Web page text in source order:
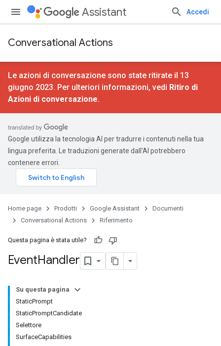
Assistant Accedi
Conversational Actions
Le azioni di conversazione sono state ritirate il 13
giugno 2023. Per ulteriori informazioni, vedi Ritiro di
Azioni di conversazione.
Google utilizza la tecnologia AI per tradurre i contenuti nella tua
lingua preferita. Le traduzioni generate dall'AI potrebbero
contenere errori.
Home page Prodotti Google Assistant
Documenti
Conversational Actions
Riferimento
Questa pagina è stata utile?
EventHandler
Su questa pagina
StaticPrompt
StaticPromptCandidate
Selettore
SurfaceCapabilities